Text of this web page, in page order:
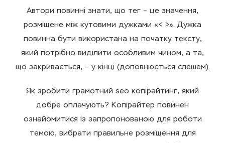
Автори повинні знати, що тег – це значення,
розміщене між кутовими дужками «< >». Дужка
повинна бути використана на початку тексту,
який потрібно виділити особливим чином, а та,
що закривається, – у кінці (доповнюється слешем).
Як зробити грамотний seo копірайтинг, який
добре оплачують? Копірайтер повинен
ознайомитися із запропонованою для роботи
темою, вибрати правильне розміщення для